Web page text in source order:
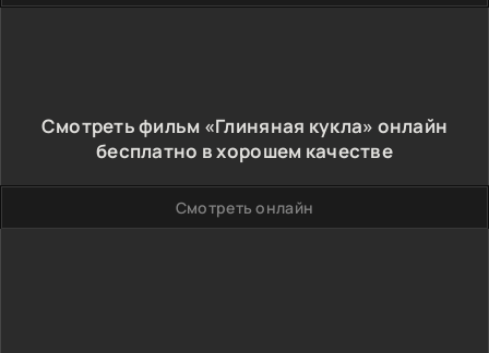
Смотреть фильм «Глиняная кукла» онлайн
бесплатно в хорошем качестве
Смотреть онлайн